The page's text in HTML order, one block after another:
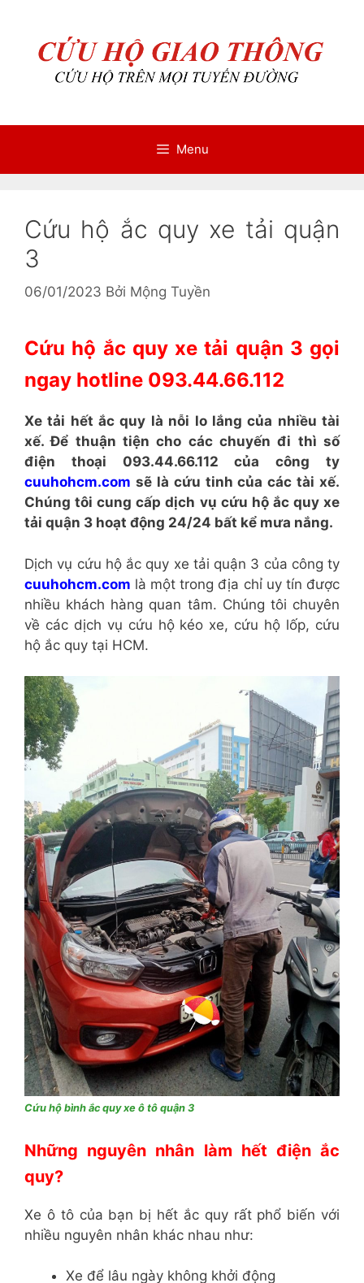
Menu
Cứu hộ ắc quy xe tải quận
3
06/01/2023 Bởi Mộng Tuyền
Cứu hộ ắc quy xe tải quận 3 gọi
ngay hotline 093.44.66.112
Xe tải hết ắc quy là nỗi lo lắng của nhiều tài
xế. Để thuận tiện cho các chuyến đi thì số
điện thoại 093.44.66.112 của công ty
cuuhohcm.com sẽ là cứu tinh của các tài xế.
Chúng tôi cung cấp dịch vụ cứu hộ ắc quy xe
tải quận 3 hoạt động 24/24 bất kể mưa nắng.
Dịch vụ cứu hộ ắc quy xe tải quận 3 của công ty
cuuhohcm.com là một trong địa chỉ uy tín được
nhiều khách hàng quan tâm. Chúng tôi chuyên
về các dịch vụ cứu hộ kéo xe, cứu hộ lốp, cứu
hộ ắc quy tại HCM.
Cứu hộ bình ắc quy xe ô tô quận 3
Những nguyên nhân làm hết điện ắc
quy?
Xe ô tô của bạn bị hết ắc quy rất phổ biến với
nhiều nguyên nhân khác nhau như:
Xe để lâu ngày không khởi động